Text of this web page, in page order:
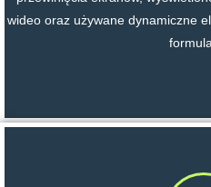
wideo oraz używane dynamiczne